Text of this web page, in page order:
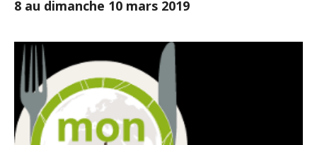
8 au dimanche 10 mars 2019